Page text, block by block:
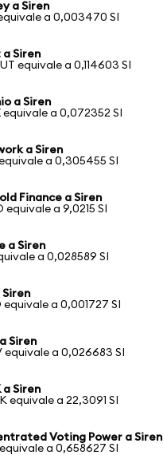
a Siren
a 0,003470 SI
a Siren
equivale a 0,114603 SI
a Siren
equivale a 0,072352 SI
a Siren
a 0,305455 SI
Finance a Siren
equivale a 9,0215 SI
a Siren
a 0,028589 SI
Siren
equivale a 0,001727 SI
a Siren
equivale a 0,026683 SI
a Siren
equivale a 22,3091 SI
Voting Power a Siren
a 0,658627 SI